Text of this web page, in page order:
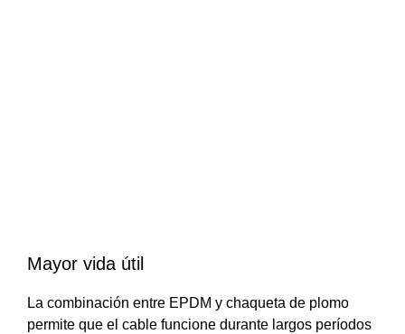
Mayor vida útil
La combinación entre EPDM y chaqueta de plomo
permite que el cable funcione durante largos períodos